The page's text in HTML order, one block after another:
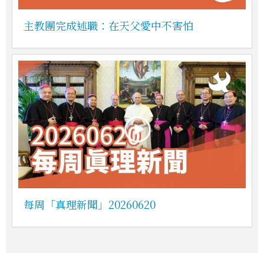
主教團完成述職：在天父愛中不害怕
每周「真理新聞」20260620